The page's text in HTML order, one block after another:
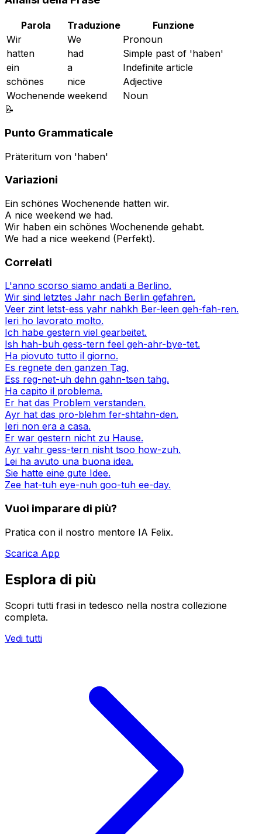
Parola Traduzione
Funzione
Wir
We
Pronoun
hatten
had
Simple past of 'haben'
ein
a
Indefinite article
schönes
nice
Adjective
Wochenende weekend
Noun
📝
Punto Grammaticale
Präteritum von 'haben'
Variazioni
Ein schönes Wochenende hatten wir.
A nice weekend we had.
Wir haben ein schönes Wochenende gehabt.
We had a nice weekend (Perfekt).
Correlati
L'anno scorso siamo andati a Berlino.
Wir sind letztes Jahr nach Berlin gefahren.
Veer zint letst-ess yahr nahkh Ber-leen geh-fah-ren.
Ieri ho lavorato molto.
Ich habe gestern viel gearbeitet.
Ish hah-buh gess-tern feel geh-ahr-bye-tet.
Ha piovuto tutto il giorno.
Es regnete den ganzen Tag.
Ess reg-net-uh dehn gahn-tsen tahg.
Ha capito il problema.
Er hat das Problem verstanden.
Ayr hat das pro-blehm fer-shtahn-den.
Ieri non era a casa.
Er war gestern nicht zu Hause.
Ayr vahr gess-tern nisht tsoo how-zuh.
Lei ha avuto una buona idea.
Sie hatte eine gute Idee.
Zee hat-tuh eye-nuh goo-tuh ee-day.
Vuoi imparare di più?
Pratica con il nostro mentore IA Felix.
Scarica App
Esplora di più
Scopri tutti frasi in tedesco nella nostra collezione
completa.
Vedi tutti